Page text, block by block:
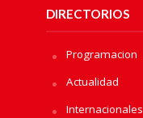
DIRECTORIOS
Programacion
Actualidad
Internacionales